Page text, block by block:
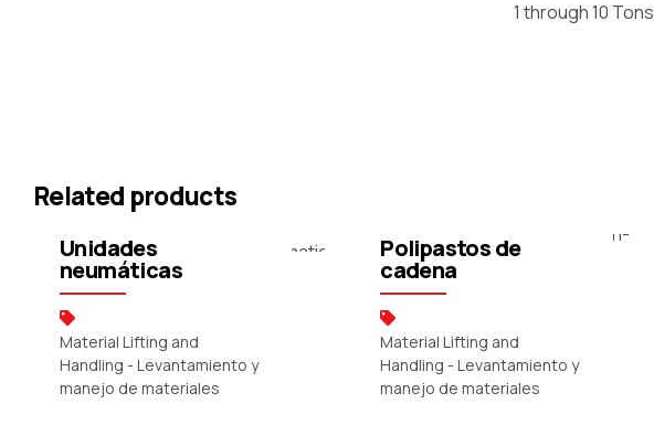
1 through 10 Tons
Related products
Material Lifting and
Handling - Levantamiento y
manejo de materiales
Unidades
neumáticas
Material Lifting and
Handling - Levantamiento y
manejo de materiales
Polipastos de
cadena